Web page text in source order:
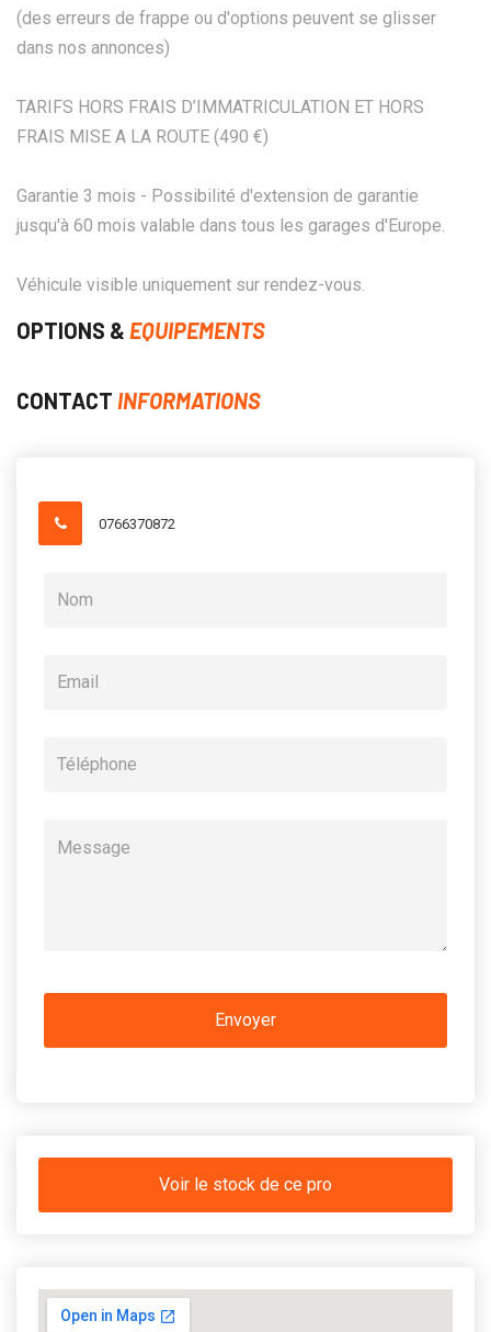
(des erreurs de frappe ou d'options peuvent se glisser
dans nos annonces)
TARIFS HORS FRAIS D’IMMATRICULATION ET HORS
FRAIS MISE A LA ROUTE (490 €)
Garantie 3 mois - Possibilité d'extension de garantie
jusqu'à 60 mois valable dans tous les garages d'Europe.
Véhicule visible uniquement sur rendez-vous.
OPTIONS & EQUIPEMENTS
CONTACT INFORMATIONS
0766370872
Voir le stock de ce pro